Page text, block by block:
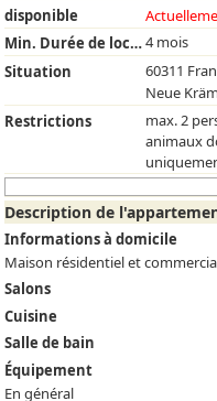
disponible
Min. Durée de location4 mois
Situation
60311
Neue
Restrictions
max. 2
animaux
Description de
Informations à domicile
Maison résidentiel et
Salons
Cuisine
Salle de bain
Équipement
En général